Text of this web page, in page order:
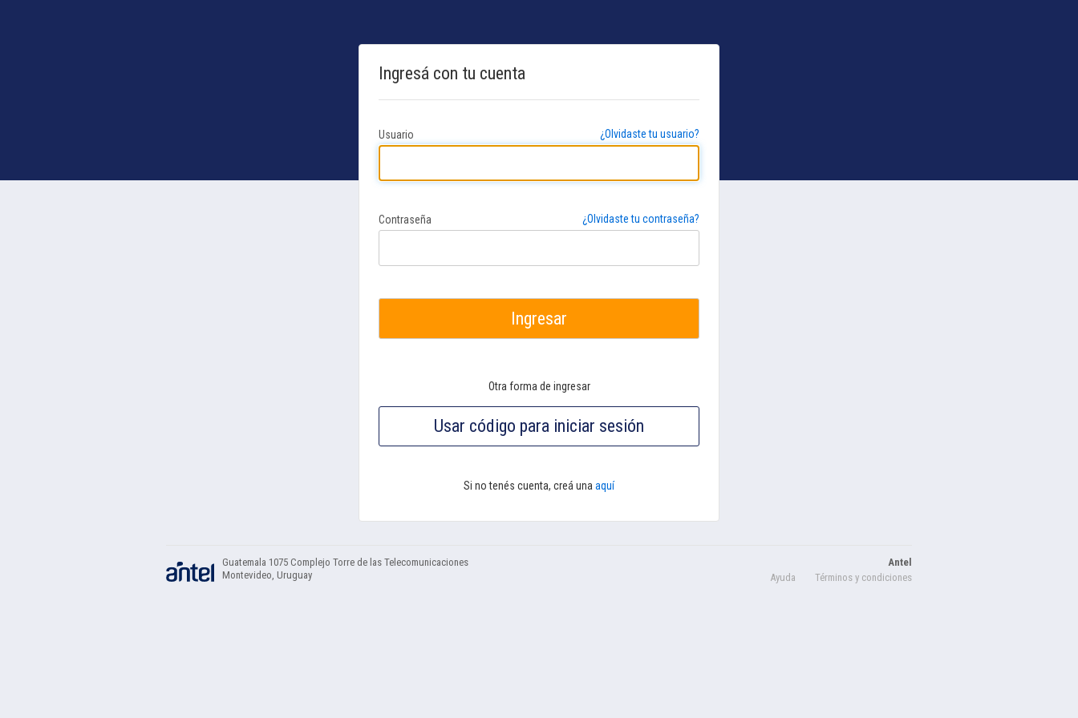
Ingresá con tu cuenta
Usuario ¿Olvidaste tu usuario?
Contraseña ¿Olvidaste tu contraseña?
Otra forma de ingresar
Si no tenés cuenta, creá una aquí
Guatemala 1075 Complejo Torre de las Telecomunicaciones
Montevideo, Uruguay
Antel
Ayuda
Términos y condiciones